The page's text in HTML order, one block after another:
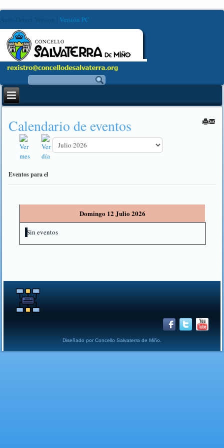
Auto-Detect Version Versión PC
Calendario de eventos
Eventos para el
Domingo 12 Julio 2026
Sin eventos
Diseñado por Concello Salvaterra de Miño.